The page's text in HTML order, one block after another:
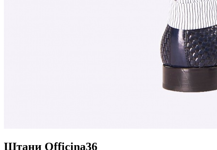
Штани Officina36